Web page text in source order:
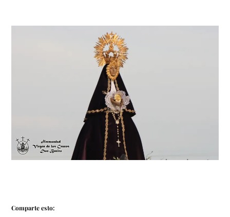
Comparte esto: